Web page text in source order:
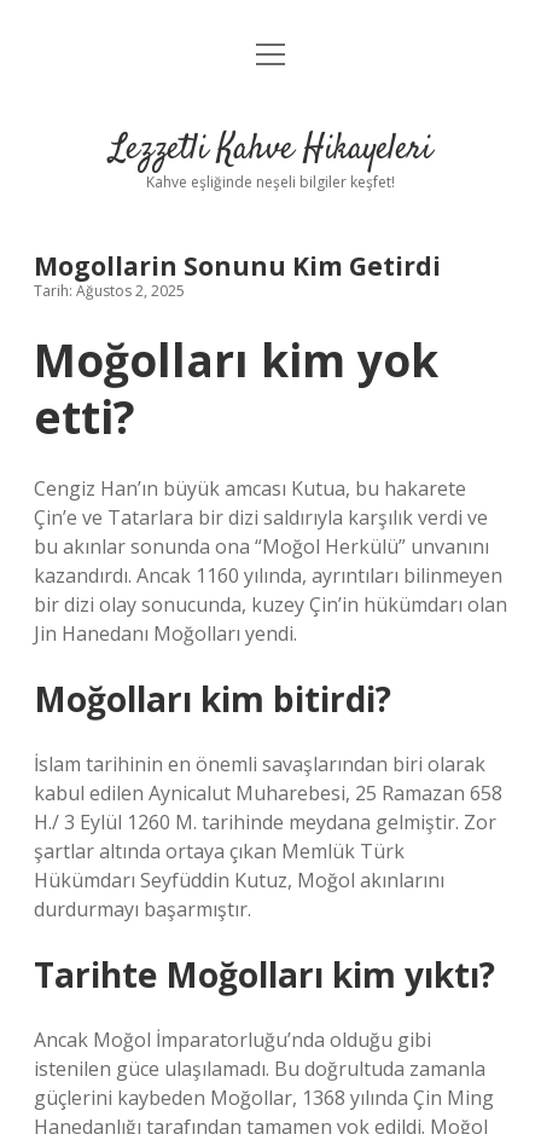
Anasayfa
Yasal Uyarı
menüyü
Lezzetli Kahve Hikayeleri
Kahve eşliğinde neşeli bilgiler keşfet!
Mogollarin Sonunu Kim Getirdi
Tarih: Ağustos 2, 2025
Moğolları kim yok
etti?
Cengiz Han’ın büyük amcası Kutua, bu hakarete
Çin’e ve Tatarlara bir dizi saldırıyla karşılık verdi ve
bu akınlar sonunda ona “Moğol Herkülü” unvanını
kazandırdı. Ancak 1160 yılında, ayrıntıları bilinmeyen
bir dizi olay sonucunda, kuzey Çin’in hükümdarı olan
Jin Hanedanı Moğolları yendi.
Moğolları kim bitirdi?
İslam tarihinin en önemli savaşlarından biri olarak
kabul edilen Aynicalut Muharebesi, 25 Ramazan 658
H./ 3 Eylül 1260 M. tarihinde meydana gelmiştir. Zor
şartlar altında ortaya çıkan Memlük Türk
Hükümdarı Seyfüddin Kutuz, Moğol akınlarını
durdurmayı başarmıştır.
Tarihte Moğolları kim yıktı?
Ancak Moğol İmparatorluğu’nda olduğu gibi
istenilen güce ulaşılamadı. Bu doğrultuda zamanla
güçlerini kaybeden Moğollar, 1368 yılında Çin Ming
Hanedanlığı tarafından tamamen yok edildi. Moğol